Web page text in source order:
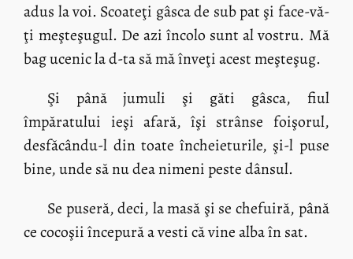
adus la voi. Scoateţi gâsca de sub pat şi face-vă-
ţi meşteşugul. De azi încolo sunt al vostru. Mă
bag ucenic la d-ta să mă înveţi acest meşteşug.
Şi până jumuli şi găti gâsca, fiul
împăratului ieşi afară, îşi strânse foişorul,
desfăcându-l din toate încheieturile, şi-l puse
bine, unde să nu dea nimeni peste dânsul.
Se puseră, deci, la masă şi se chefuiră, până
ce cocoşii începură a vesti că vine alba în sat.